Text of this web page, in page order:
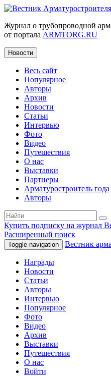
Журнал о трубопроводной
от портала ARMTORG.RU
Новости
Весь сайт
Популярное
Авторы
Архив
Новости
Статьи
Интервью
Фото
Видео
Путешествия
О нас
Выставки
Партнеры
Арматуростроитель года
Авторы
Купить подписку на журнал
Расширенный поиск
Toggle navigation Вестник
Награды
Новости
Статьи
Авторы
Интервью
Популярное
Фото
Видео
Архив
Выставки
Путешествия
О нас
Войти